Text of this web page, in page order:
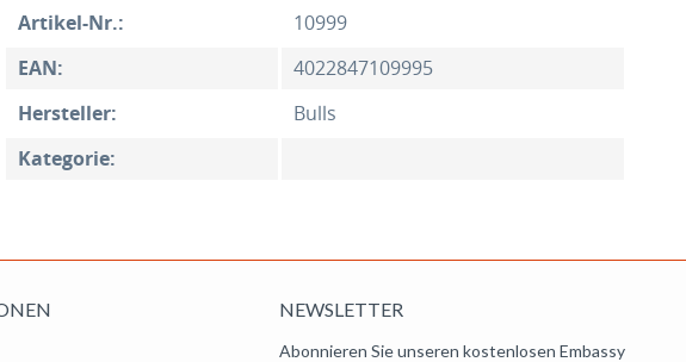
Artikel-Nr.:
10999
EAN:
4022847109995
Hersteller:
Bulls
Kategorie:
NEWSLETTER
Abonnieren Sie unseren kostenlosen Embassy